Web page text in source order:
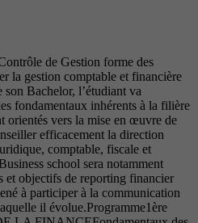
de Gestion forme des
la gestion comptable et financière
Bachelor, l’étudiant va
fondamentaux inhérents à la filière
orientés vers la mise en œuvre de
efficacement la direction
comptable, fiscale et
school sera notamment
et objectifs de reporting financier
à participer à la communication
il évolue.Programme1ère